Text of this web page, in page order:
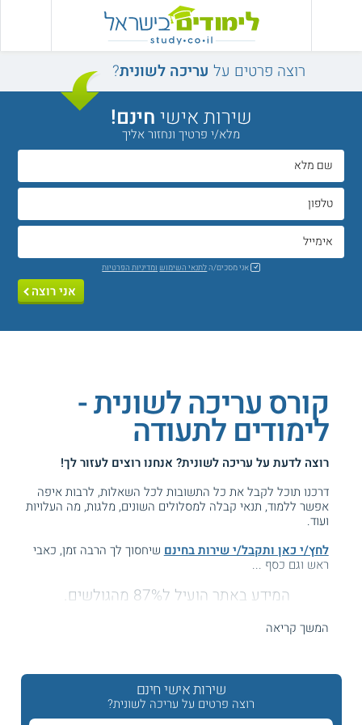
רוצה פרטים על עריכה לשונית?
שירות אישיחינם!
מלא/י פרטיך ונחזור אליך
אני מסכים/הלתנאי השימוש ומדיניות הפרטיות
אני רוצה
קורס עריכה לשונית -
לימודים לתעודה
רוצה לדעת על עריכה לשונית? אנחנו רוצים לעזור לך!
דרכנו תוכל לקבל את כל התשובות לכל השאלות, לרבות איפה
אפשר ללמוד, תנאי קבלה למסלולים השונים, מלגות, מה העלויות
ועוד.
לחץ/י כאן ותקבל/י שירות בחינם שיחסוך לך הרבה זמן, כאבי
ראש וגם כסף ...
המידע באתר הועיל ל87% מהגולשים.
לימודי עריכה לשונית - חיפשת מידע?
איך אפשר לכתוב את זה?
המשך קריאה
שירות אישי חינם
רוצה פרטים על עריכה לשונית?